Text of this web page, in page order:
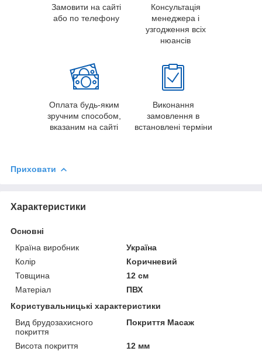
Замовити на сайті
або по телефону
Консультація
менеджера і
узгодження всіх
нюансів
Оплата будь-яким
зручним способом,
вказаним на сайті
Виконання
замовлення в
встановлені терміни
Приховати
Характеристики
Основні
Країна виробник
Україна
Колір
Коричневий
Товщина
12 см
Матеріал
ПВХ
Користувальницькі характеристики
Вид брудозахисного
покриття
Покриття Масаж
Висота покриття
12 мм